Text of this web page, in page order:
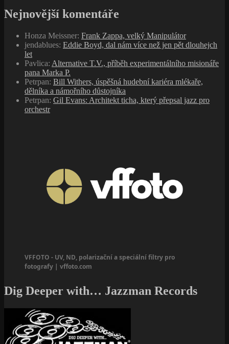
Nejnovější komentáře
Honza Meissner: Frank Zappa, velký Manipulátor
jendablues: Eddie Boyd, dal nám více než jen pět dlouhejch
let
Pavlica: Alternative T.V., příběh experimentálního misionáře
pana Marka P.
Petrpan: Bill Withers, úspěšná hudební kariéra mlékaře,
dělníka a námořního důstojníka
Petrpan: Gil Evans: Architekt ticha, který přepsal jazz pro
orchestr
VFFOTO - UV, ND, polarizační a speciální filtry pro
fotografy | vffoto.com
Dig Deeper with… Jazzman Records